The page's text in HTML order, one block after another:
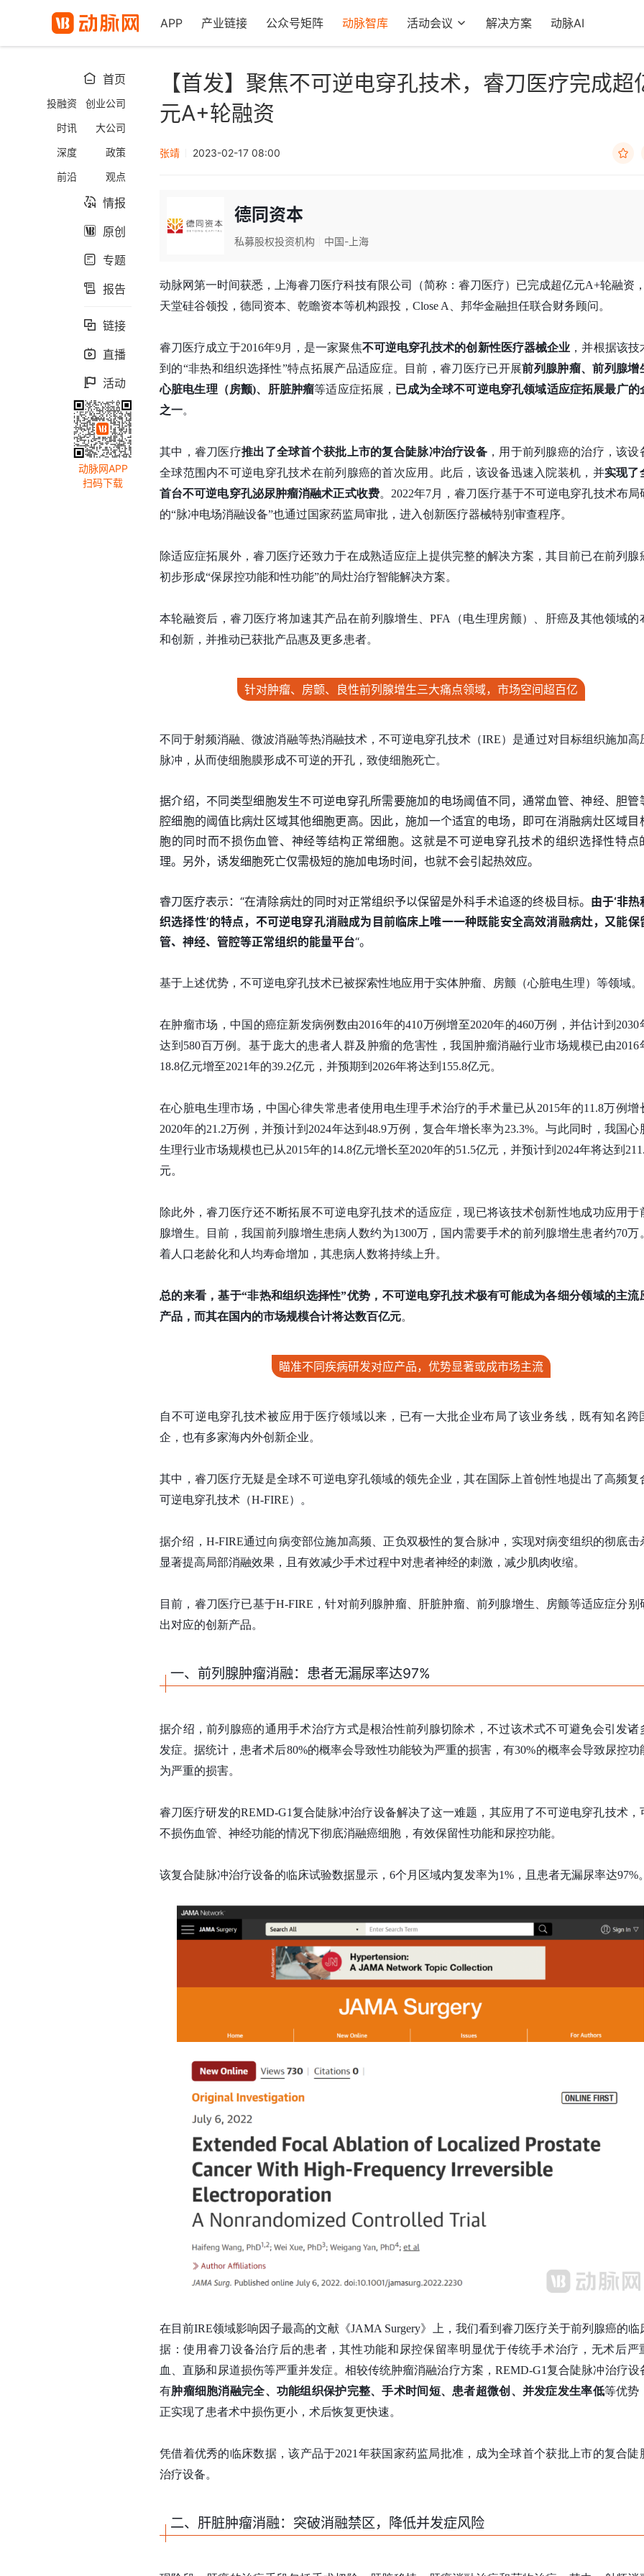
APP 产业链接 公众号矩阵 动脉智库 活动会议 解决方案 动脉AI
 首页
投融资
创业公司
时讯
大公司
深度
政策
前沿
观点
 情报
 原创
 专题
 报告
 链接
 直播
 活动
动脉网APP
扫码下载
【首发】聚焦不可逆电穿孔技术，睿刀医疗完成超
元A+轮融资
张靖 2023-02-17 08:00 
德同资本
私募股权投资机构 中国-上海
动脉网第一时间获悉，上海睿刀医疗科技有限公司（简称：睿刀医疗）已完成超亿元A+轮融资
天堂硅谷领投，德同资本、乾瞻资本等机构跟投，Close A、邦华金融担任联合财务顾问。
睿刀医疗成立于2016年9月，是一家聚焦不可逆电穿孔技术的创新性医疗器械企业 ，并根据该技
到的“非热和组织选择性”特点拓展产品适应症。目前，睿刀医疗已开展前列腺肿瘤、前列腺增
心脏电生理（房颤)、肝脏肿瘤等适应症拓展， 已成为全球不可逆电穿孔领域适应症拓展最广的
之一。
其中，睿刀医疗推出了全球首个获批上市的复合陡脉冲治疗设备 ，用于前列腺癌的治疗，该设
全球范围内不可逆电穿孔技术在前列腺癌的首次应用。此后，该设备迅速入院装机，并实现了
首台不可逆电穿孔泌尿肿瘤消融术正式收费。2022年7月，睿刀医疗基于不可逆电穿孔技术布局
的“脉冲电场消融设备”也通过国家药监局审批，进入创新医疗器械特别审查程序。
除适应症拓展外，睿刀医疗还致力于在成熟适应症上提供完整的解决方案，其目前已在前列腺
初步形成“保尿控功能和性功能”的局灶治疗智能解决方案。
本轮融资后，睿刀医疗将加速其产品在前列腺增生、PFA（电生理房颤）、肝癌及其他领域的
和创新，并推动已获批产品惠及更多患者。
针对肿瘤、房颤、良性前列腺增生三大痛点领域，市场空间超百亿
不同于射频消融、微波消融等热消融技术，不可逆电穿孔技术（IRE）是通过对目标组织施加高
脉冲，从而使细胞膜形成不可逆的开孔，致使细胞死亡。
据介绍，不同类型细胞发生不可逆电穿孔所需要施加的电场阈值不同，通常血管、神经、胆管
腔细胞的阈值比病灶区域其他细胞更高。因此，施加一个适宜的电场，即可在消融病灶区域目
胞的同时而不损伤血管、神经等结构正常细胞。这就是不可逆电穿孔技术的组织选择性特点
理。另外，诱发细胞死亡仅需极短的施加电场时间，也就不会引起热效应。
睿刀医疗表示：“在清除病灶的同时对正常组织予以保留是外科手术追逐的终极目标。 由于‘非热
织选择性’的特点，不可逆电穿孔消融成为目前临床上唯一一种既能安全高效消融病灶，又能保
管、神经、管腔等正常组织的能量平台“。
基于上述优势，不可逆电穿孔技术已被探索性地应用于实体肿瘤、房颤（心脏电生理）等领域。
在肿瘤市场，中国的癌症新发病例数由2016年的410万例增至2020年的460万例，并估计到2030
达到580百万例。基于庞大的患者人群及肿瘤的危害性，我国肿瘤消融行业市场规模已由2016
18.8亿元增至2021年的39.2亿元，并预期到2026年将达到155.8亿元。
在心脏电生理市场，中国心律失常患者使用电生理手术治疗的手术量已从2015年的11.8万例增
2020年的21.2万例，并预计到2024年达到48.9万例，复合年增长率为23.3%。与此同时，我国心
生理行业市场规模也已从2015年的14.8亿元增长至2020年的51.5亿元，并预计到2024年将达到
元。
除此外，睿刀医疗还不断拓展不可逆电穿孔技术的适应症，现已将该技术创新性地成功应用于
腺增生。目前，我国前列腺增生患病人数约为1300万，国内需要手术的前列腺增生患者约70万
着人口老龄化和人均寿命增加，其患病人数将持续上升。
总的来看，基于“非热和组织选择性”优势，不可逆电穿孔技术极有可能成为各细分领域的主流
产品，而其在国内的市场规模合计将达数百亿元。
瞄准不同疾病研发对应产品，优势显著或成市场主流
自不可逆电穿孔技术被应用于医疗领域以来，已有一大批企业布局了该业务线，既有知名跨
企，也有多家海内外创新企业。
其中，睿刀医疗无疑是全球不可逆电穿孔领域的领先企业，其在国际上首创性地提出了高频复
可逆电穿孔技术（H-FIRE）。
据介绍，H-FIRE通过向病变部位施加高频、正负双极性的复合脉冲，实现对病变组织的彻底击
显著提高局部消融效果，且有效减少手术过程中对患者神经的刺激，减少肌肉收缩。
目前，睿刀医疗已基于H-FIRE，针对前列腺肿瘤、肝脏肿瘤、前列腺增生、房颤等适应症分别
出对应的创新产品。
一、前列腺肿瘤消融：患者无漏尿率达97%
据介绍，前列腺癌的通用手术治疗方式是根治性前列腺切除术，不过该术式不可避免会引发诸
发症。据统计，患者术后80%的概率会导致性功能较为严重的损害，有30%的概率会导致尿控功
为严重的损害。
睿刀医疗研发的REMD-G1复合陡脉冲治疗设备解决了这一难题，其应用了不可逆电穿孔技术，
不损伤血管、神经功能的情况下彻底消融癌细胞，有效保留性功能和尿控功能。
该复合陡脉冲治疗设备的临床试验数据显示，6个月区域内复发率为1%，且患者无漏尿率达97%。
在目前IRE领域影响因子最高的文献《JAMA Surgery》上，我们看到睿刀医疗关于前列腺癌的临
据：使用睿刀设备治疗后的患者，其性功能和尿控保留率明显优于传统手术治疗，无术后严
血、直肠和尿道损伤等严重并发症。相较传统肿瘤消融治疗方案，REMD-G1复合陡脉冲治疗设
有肿瘤细胞消融完全、功能组织保护完整、手术时间短、患者超微创、并发症发生率低等优势
正实现了患者术中损伤更小，术后恢复更快速。
凭借着优秀的临床数据，该产品于2021年获国家药监局批准，成为全球首个获批上市的复合陡
治疗设备。
二、肝脏肿瘤消融：突破消融禁区，降低并发症风险